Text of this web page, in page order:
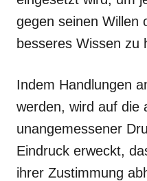
gegen seinen Willen
besseres Wissen zu
Indem Handlungen
werden, wird auf die
unangemessener
Eindruck erweckt,
ihrer Zustimmung